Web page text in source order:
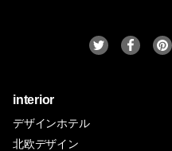
interior
デザインホテル
北欧デザイン